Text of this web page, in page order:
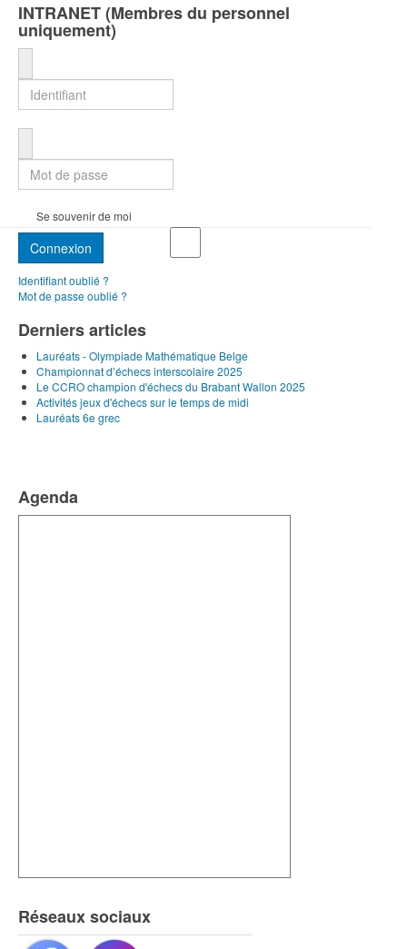
INTRANET (Membres du personnel
uniquement)
Se souvenir de moi
Connexion
Identifiant oublié ?
Mot de passe oublié ?
Derniers articles
Lauréats - Olympiade Mathématique Belge
Championnat d’échecs interscolaire 2025
Le CCRO champion d'échecs du Brabant Wallon 2025
Activités jeux d'échecs sur le temps de midi
Lauréats 6e grec
Agenda
Réseaux sociaux